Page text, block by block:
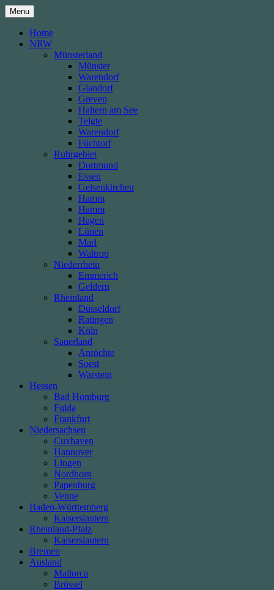
Skip
to
content
Menu
Home
NRW
Münsterland
Münster
Warendorf
Glandorf
Greven
Haltern am See
Telgte
Warendorf
Füchtorf
Ruhrgebiet
Dortmund
Essen
Gelsenkirchen
Hamm
Hamm
Hagen
Lünen
Marl
Waltrop
Niederrhein
Emmerich
Geldern
Rheinland
Düsseldorf
Ratingen
Köln
Sauerland
Anröchte
Soest
Warstein
Hessen
Bad Homburg
Fulda
Frankfurt
Niedersachsen
Cuxhaven
Hannover
Lingen
Nordhorn
Papenburg
Venne
Baden-Württemberg
Kaiserslautern
Rheinland-Pfalz
Kaiserslautern
Bremen
Ausland
Mallorca
Brüssel